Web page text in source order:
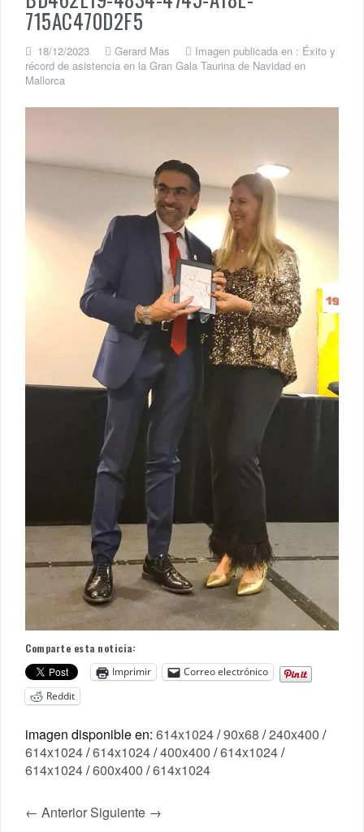
715AC470D2F5
18/12/2023 Gerard Mas Imagen publicada en : Éxito y
récord de asistencia en la Gran Gala Taurina de Navidad en
Mallorca
Comparte esta noticia:
Imprimir
Correo electrónico
Reddit
imagen disponible en: 614x1024/90x68 /240x400 /
614x1024/614x1024/400x400 /614x1024/
614x1024/600x400 /614x1024
← Anterior Siguiente →